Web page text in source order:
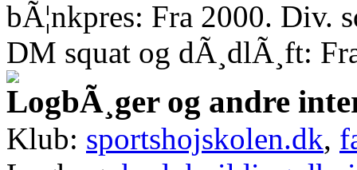
bÃ¦nkpres: Fra 2000. Div.
DM squat og dÃ¸dlÃ¸ft:
LogbÃ¸ger og andre
Klub: sportshojskolen.dk,